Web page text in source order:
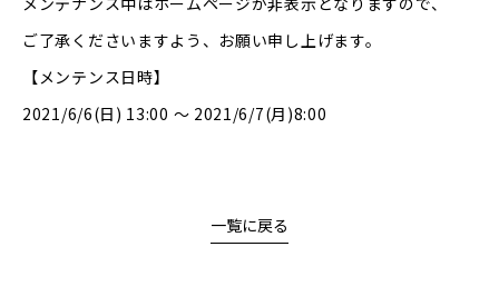
ご了承くださいますよう、お願い申し上げます。
【メンテンス日時】
2021/6/6(日) 13:00 ～ 2021/6/7(月)8:00
一覧に戻る